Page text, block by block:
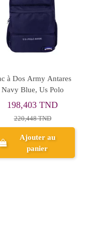
Sac à Dos
Rain 25L pour
110,301